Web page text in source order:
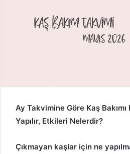
Ay Takvimine Göre Kaş
Yapılır, Etkileri Nelerdir?
Çıkmayan kaşlar için ne